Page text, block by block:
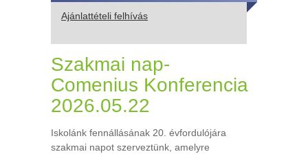
Ajánlattételi felhívás
Szakmai nap-
Comenius Konferencia
2026.05.22
Iskolánk fennállásának 20. évfordulójára
szakmai napot szerveztünk, amelyre